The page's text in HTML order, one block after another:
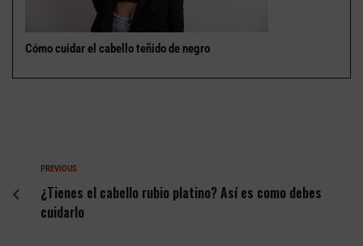
Cómo cuidar el cabello teñido de negro
PREVIOUS
¿Tienes el cabello rubio platino? Así es como debes
cuidarlo